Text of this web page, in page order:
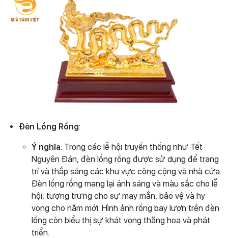
Đèn Lồng Rồng:
Ý nghĩa: Trong các lễ hội truyền thống như Tết
Nguyên Đán, đèn lồng rồng được sử dụng để trang
trí và thắp sáng các khu vực công cộng và nhà cửa.
Đèn lồng rồng mang lại ánh sáng và màu sắc cho lễ
hội, tượng trưng cho sự may mắn, bảo vệ và hy
vọng cho năm mới. Hình ảnh rồng bay lượn trên đèn
lồng còn biểu thị sự khát vọng thăng hoa và phát
triển.